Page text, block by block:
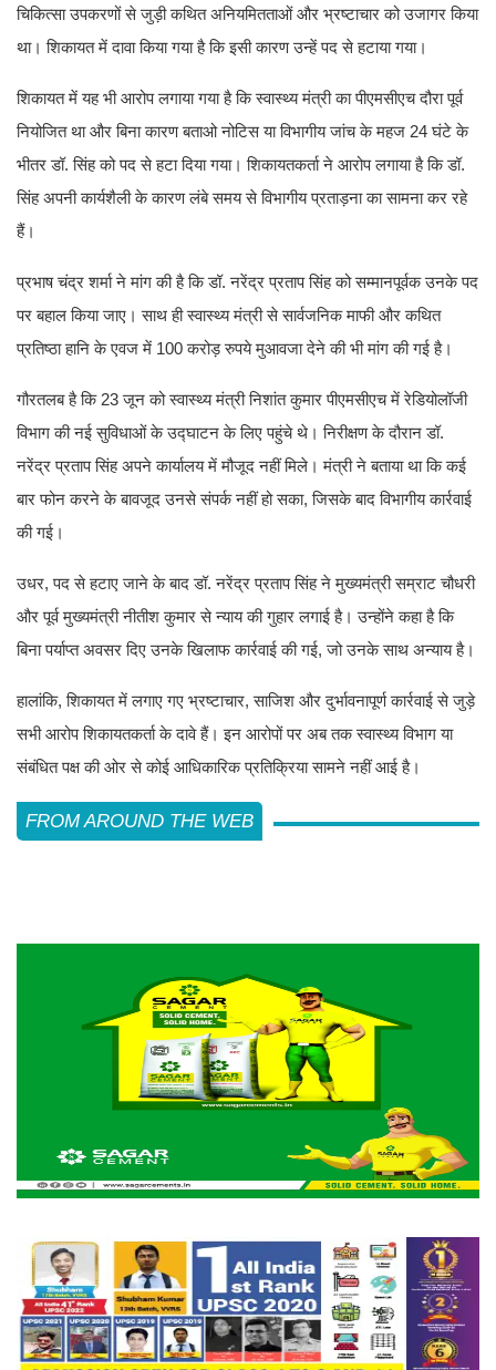
चिकित्सा उपकरणों से जुड़ी कथित अनियमितताओं और भ्रष्टाचार को उजागर किया
था। शिकायत में दावा किया गया है कि इसी कारण उन्हें पद से हटाया गया।
शिकायत में यह भी आरोप लगाया गया है कि स्वास्थ्य मंत्री का पीएमसीएच दौरा पूर्व
नियोजित था और बिना कारण बताओ नोटिस या विभागीय जांच के महज 24 घंटे के
भीतर डॉ. सिंह को पद से हटा दिया गया। शिकायतकर्ता ने आरोप लगाया है कि डॉ.
सिंह अपनी कार्यशैली के कारण लंबे समय से विभागीय प्रताड़ना का सामना कर रहे
हैं।
प्रभाष चंद्र शर्मा ने मांग की है कि डॉ. नरेंद्र प्रताप सिंह को सम्मानपूर्वक उनके पद
पर बहाल किया जाए। साथ ही स्वास्थ्य मंत्री से सार्वजनिक माफी और कथित
प्रतिष्ठा हानि के एवज में 100 करोड़ रुपये मुआवजा देने की भी मांग की गई है।
गौरतलब है कि 23 जून को स्वास्थ्य मंत्री निशांत कुमार पीएमसीएच में रेडियोलॉजी
विभाग की नई सुविधाओं के उद्घाटन के लिए पहुंचे थे। निरीक्षण के दौरान डॉ.
नरेंद्र प्रताप सिंह अपने कार्यालय में मौजूद नहीं मिले। मंत्री ने बताया था कि कई
बार फोन करने के बावजूद उनसे संपर्क नहीं हो सका, जिसके बाद विभागीय कार्रवाई
की गई।
उधर, पद से हटाए जाने के बाद डॉ. नरेंद्र प्रताप सिंह ने मुख्यमंत्री सम्राट चौधरी
और पूर्व मुख्यमंत्री नीतीश कुमार से न्याय की गुहार लगाई है। उन्होंने कहा है कि
बिना पर्याप्त अवसर दिए उनके खिलाफ कार्रवाई की गई, जो उनके साथ अन्याय है।
हालांकि, शिकायत में लगाए गए भ्रष्टाचार, साजिश और दुर्भावनापूर्ण कार्रवाई से जुड़े
सभी आरोप शिकायतकर्ता के दावे हैं। इन आरोपों पर अब तक स्वास्थ्य विभाग या
संबंधित पक्ष की ओर से कोई आधिकारिक प्रतिक्रिया सामने नहीं आई है।
FROM AROUND THE WEB